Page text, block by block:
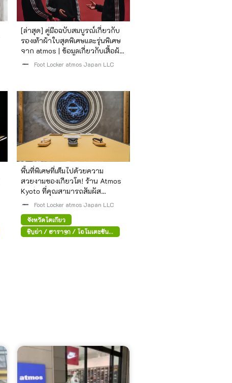
[ล่าสุด] คู่มือฉบับสมบูรณ์เกี่ยวกับ
รองเท้าผ้าใบสุดพิเศษและรุ่นพิเศษ
จาก atmos | ข้อมูลเกี่ยวกับเสื้อผ้า
และสินค้าที่จะวางจำหน่ายใน
Foot Locker atmos Japan LLC
พื้นที่พิเศษที่เต็มไปด้วยความ
สวยงามของเกียวโต! ร้าน Atmos
Kyoto ที่คุณสามารถสัมผัส
วัฒนธรรมญี่ปุ่นแบบดั้งเดิมได้
Foot Locker atmos Japan LLC
จังหวัดโตเกียว
ชิบูย่า / ฮาราจูกุ / โอโมเตะซัน
โด